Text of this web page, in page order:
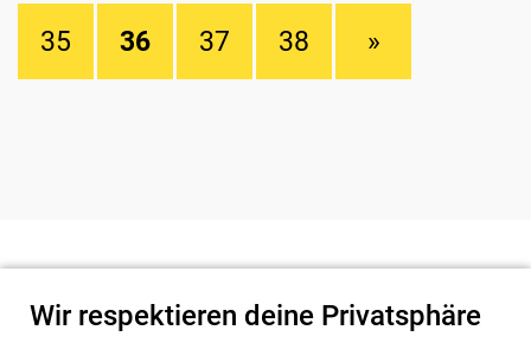
35 36 37 38 »
Wir respektieren deine Privatsphäre